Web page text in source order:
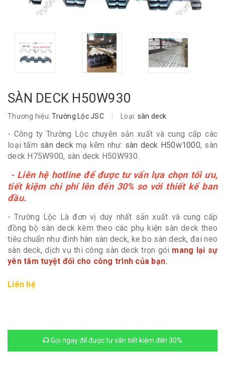
SÀN DECK H50W930
Thương hiệu:Trường Lộc JSC Loại: sàn deck
- Công ty Trường Lộc chuyên sản xuất và cung cấp các
loại tấm sàn deckmạ kẽm như: sàn deck H50w1000, sàn
deck H75W900, sàn deck H50W930.
- Liên hệ hotline để được tư vấn lựa chọn tối ưu,
tiết kiệm chi phí lên đến 30% so với thiết kế ban
đầu.
- Trường Lộc Là đơn vị duy nhất sản xuất và cung cấp
đồng bộ sàn deck kèm theo các phụ kiện sàn deck theo
tiêu chuẩn như đinh hàn sàn deck, ke bo sàn deck, đai neo
sàn deck, dịch vụ thi công sàn deck trọn gói mang lại sự
yên tâm tuyệt đối cho công trình của bạn.
Liên hệ
Gọi ngay để được tư vấn tiết kiệm đến 30%